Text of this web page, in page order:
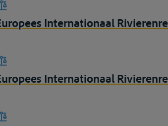
Internationaal
Internationaal